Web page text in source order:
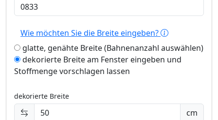
Wie möchten Sie die Breite eingeben?
glatte, genähte Breite (Bahnenanzahl auswählen)
dekorierte Breite am Fenster eingeben und
Stoffmenge vorschlagen lassen
dekorierte Breite
cm